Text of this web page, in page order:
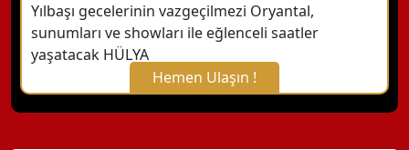
Yılbaşı gecelerinin vazgeçilmezi Oryantal,
sunumları ve showları ile eğlenceli saatler
yaşatacak HÜLYA
Hemen Ulaşın !
X Kapat